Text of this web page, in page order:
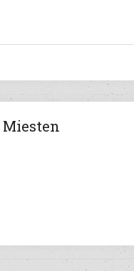
Miesten